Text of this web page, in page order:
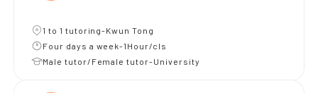
1 to 1 tutoring-Kwun Tong
Four days a week-1Hour/cls
Male tutor/Female tutor-University